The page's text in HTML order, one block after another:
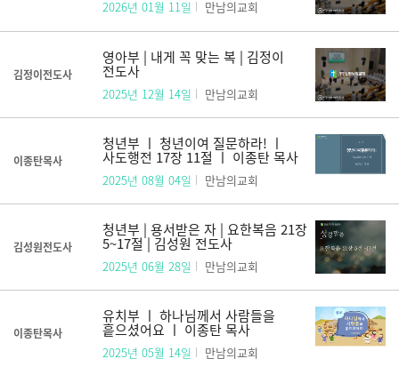
2026년 01월 11일 만남의교회
김정이전도사
영아부 | 내게 꼭 맞는 복 | 김정이
전도사
2025년 12월 14일 만남의교회
이종탄목사
청년부 ㅣ 청년이여 질문하라! ㅣ
사도행전 17장 11절 ㅣ 이종탄 목사
2025년 08월 04일 만남의교회
김성원전도사
청년부 | 용서받은 자 | 요한복음 21장
5~17절 | 김성원 전도사
2025년 06월 28일 만남의교회
이종탄목사
유치부 ㅣ 하나님께서 사람들을
흩으셨어요 ㅣ 이종탄 목사
2025년 05월 14일 만남의교회